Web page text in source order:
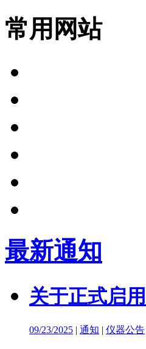
常用网站
最新通知
关于正式启
09/23/2025 | 通知 | 仪器公告